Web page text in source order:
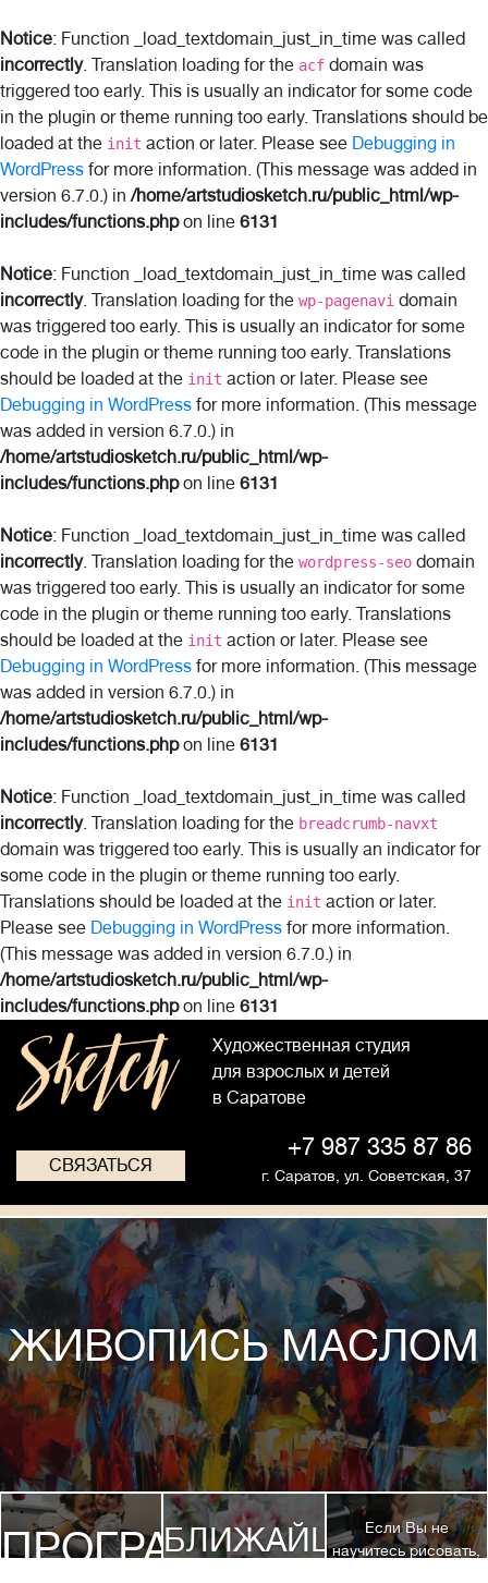
Notice: Function _load_textdomain_just_in_time was called
incorrectly. Translation loading for the acf domain was
triggered too early. This is usually an indicator for some code
in the plugin or theme running too early. Translations should be
loaded at the init action or later. Please see Debugging in
WordPress for more information. (This message was added in
version 6.7.0.) in/home/artstudiosketch.ru/public_html/wp-
includes/functions.phpon line 6131
Notice: Function _load_textdomain_just_in_time was called
incorrectly. Translation loading for the wp-pagenavi domain
was triggered too early. This is usually an indicator for some
code in the plugin or theme running too early. Translations
should be loaded at the init action or later. Please see
Debugging in WordPress for more information. (This message
was added in version 6.7.0.) in
/home/artstudiosketch.ru/public_html/wp-
includes/functions.phpon line 6131
Notice: Function _load_textdomain_just_in_time was called
incorrectly. Translation loading for the wordpress-seo domain
was triggered too early. This is usually an indicator for some
code in the plugin or theme running too early. Translations
should be loaded at the init action or later. Please see
Debugging in WordPress for more information. (This message
was added in version 6.7.0.) in
/home/artstudiosketch.ru/public_html/wp-
includes/functions.phpon line 6131
Notice: Function _load_textdomain_just_in_time was called
incorrectly. Translation loading for the breadcrumb-navxt
domain was triggered too early. This is usually an indicator for
some code in the plugin or theme running too early.
Translations should be loaded at the init action or later.
Please see Debugging in WordPress for more information.
(This message was added in version 6.7.0.) in
/home/artstudiosketch.ru/public_html/wp-
includes/functions.phpon line 6131
Художественная студия
для взрослых и детей
в Саратове
СВЯЗАТЬСЯ
+7 987 335 87 86
г. Саратов, ул. Советская, 37
ЖИВОПИСЬ МАСЛОМ
ПРОГРАММЫ
БЛИЖАЙШИЕЕсли Вы не
научитесь рисовать,